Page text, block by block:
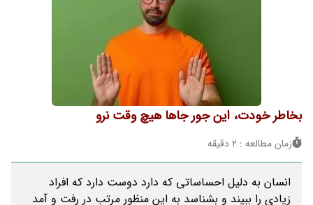
بخاطر خودت، این جور جاها هیچ وقت نرو
زمان مطالعه : 2 دقیقه
انسان به دلیل احساساتی که دارد دوست دارد که افراد
زیادی را ببیند و بشناسد به این منظور مرتب در رفت و آمد